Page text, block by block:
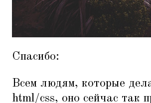
Спасибо:
Всем людям, которые
html/css, оно сейчас так